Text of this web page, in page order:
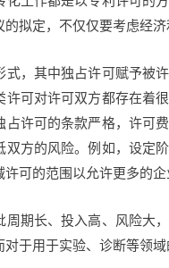
拟定，不仅仅要考虑经
式，其中独占许可赋予被
许可对许可双方都存在着
占许可的条款严格，许可
双方的风险。例如，设定
可的范围以允许更多的
周期长、投入高、风险大
于用于实验、诊断等领